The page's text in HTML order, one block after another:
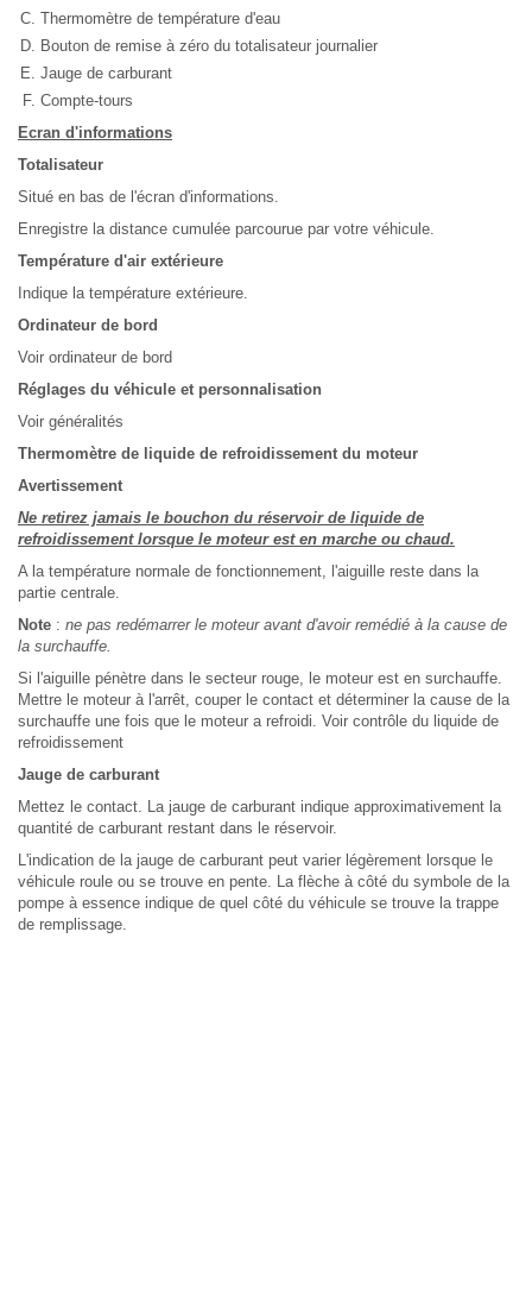
Thermomètre de température d'eau
Bouton de remise à zéro du totalisateur journalier
Jauge de carburant
Compte-tours
Ecran d'informations
Totalisateur
Situé en bas de l'écran d'informations.
Enregistre la distance cumulée parcourue par votre véhicule.
Température d'air extérieure
Indique la température extérieure.
Ordinateur de bord
Voir ordinateur de bord
Réglages du véhicule et personnalisation
Voir généralités
Thermomètre de liquide de refroidissement du moteur
Avertissement
Ne retirez jamais le bouchon du réservoir de liquide de
refroidissement lorsque le moteur est en marche ou chaud.
A la température normale de fonctionnement, l'aiguille reste dans la
partie centrale.
Note : ne pas redémarrer le moteur avant d'avoir remédié à la cause de
la surchauffe.
Si l'aiguille pénètre dans le secteur rouge, le moteur est en surchauffe.
Mettre le moteur à l'arrêt, couper le contact et déterminer la cause de la
surchauffe une fois que le moteur a refroidi. Voir contrôle du liquide de
refroidissement
Jauge de carburant
Mettez le contact. La jauge de carburant indique approximativement la
quantité de carburant restant dans le réservoir.
L'indication de la jauge de carburant peut varier légèrement lorsque le
véhicule roule ou se trouve en pente. La flèche à côté du symbole de la
pompe à essence indique de quel côté du véhicule se trouve la trappe
de remplissage.